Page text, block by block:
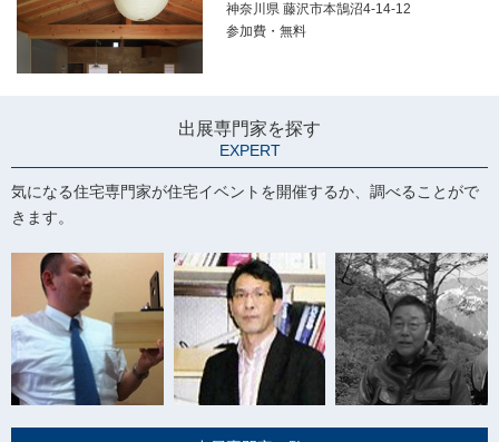
神奈川県 藤沢市本鵠沼4-14-12
参加費・無料
出展専門家を探す
EXPERT
気になる住宅専門家が住宅イベントを開催するか、調べることがで
きます。